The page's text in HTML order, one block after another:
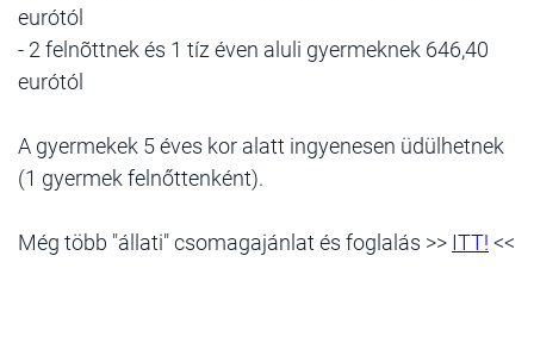
eurótól
- 2 felnõttnek és 1 tíz éven aluli gyermeknek 646,40
eurótól
A gyermekek 5 éves kor alatt ingyenesen üdülhetnek
(1 gyermek felnőttenként).
Még több "állati" csomagajánlat és foglalás >> ITT! <<